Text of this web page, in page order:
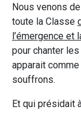
Nous venons
toute la Classe
l’émergence et
pour chanter
apparait
souffrons.
Et qui présidait